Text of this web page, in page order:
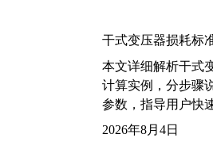
干式变压器损耗标
本文详细解析干式
计算实例，分步骤
参数，指导用户快
2026年8月4日